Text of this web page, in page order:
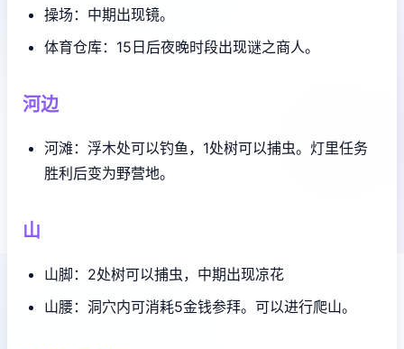
操场：中期出现镜。
体育仓库：15日后夜晚时段出现谜之商人。
河边
河滩：浮木处可以钓鱼，1处树可以捕虫。灯里任务
胜利后变为野营地。
山
山脚：2处树可以捕虫，中期出现凉花
山腰：洞穴内可消耗5金钱参拜。可以进行爬山。